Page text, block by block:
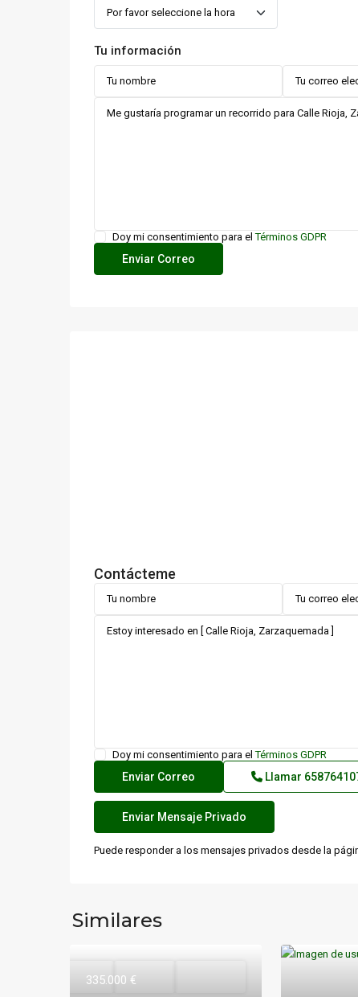
Tu información
Doy mi consentimiento para elTérminos GDPR
Contácteme
Doy mi consentimiento para elTérminos GDPR
Llamar
Puede responder a los mensajes privados desde la
Similares
335.000 €